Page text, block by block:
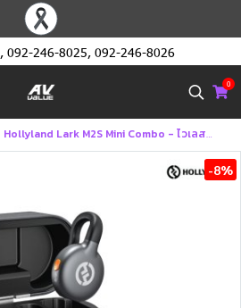
, 092-246-8025, 092-246-8026
0
Hollyland Lark M2S Mini Combo - ไวเลสไมโครโฟนขนาดเล็ก
-8%